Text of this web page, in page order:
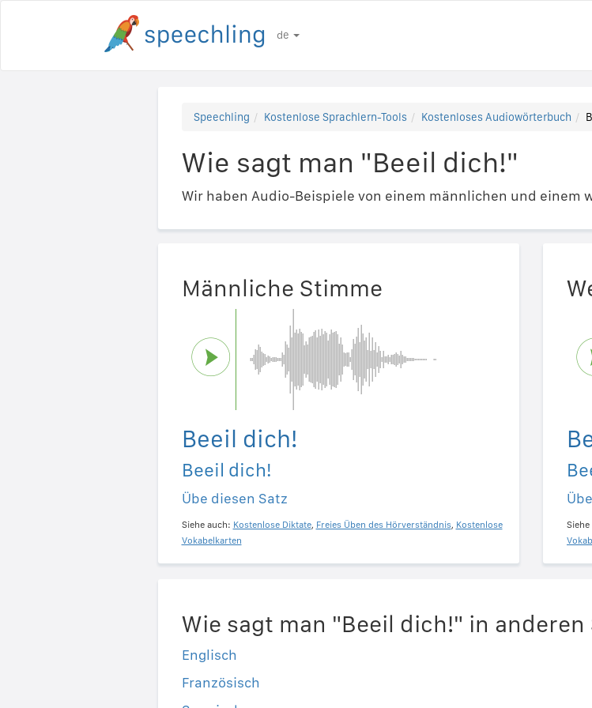
de
Speechling Kostenlose Sprachlern-Tools Kostenloses Audiowörterbuch
Wie sagt man "Beeil dich!"
Wir haben Audio-Beispiele von einem männlichen und
Männliche Stimme
Beeil dich!
Beeil dich!
Übe diesen Satz
Siehe auch: Kostenlose Diktate, Freies Üben des Hörverständnis, Kostenlose
Vokabelkarten
Wie sagt man "Beeil dich!" in anderen
Englisch
Französisch